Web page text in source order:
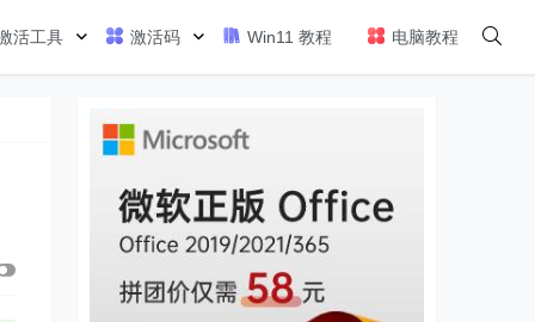
活工具 激活码 Win11 教程 电脑教程